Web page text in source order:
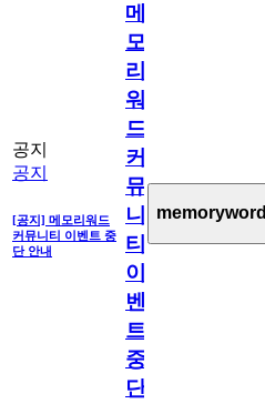
공지
공지
[공지] 메모리워드
커뮤니티 이벤트 중
단 안내
메
모
리
워
드
커
뮤
니
티
이
벤
트
중
단
memoryword